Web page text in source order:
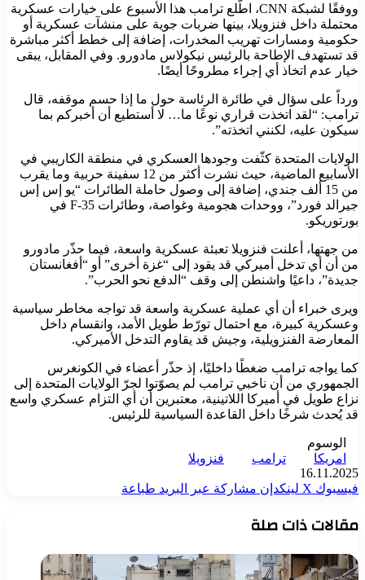
ووفقًا لشبكة CNN، اطّلع ترامب هذا الأسبوع على خيارات عسكرية
محتملة داخل فنزويلا، بينها ضربات جوية على منشآت عسكرية أو
حكومية ومسارات تهريب المخدرات، إضافة إلى خطط أكثر مباشرة
قد تستهدف الإطاحة بالرئيس نيكولاس مادورو. وفي المقابل، يبقى
خيار عدم اتخاذ أي إجراء مطروحًا أيضًا.
ورداً على سؤال في طائرة الرئاسة حول ما إذا حسم موقفه، قال
ترامب: “لقد اتخذت قراري نوعًا ما… لا أستطيع أن أخبركم بما
سيكون عليه، لكنني اتخذته”.
الولايات المتحدة كثّفت وجودها العسكري في منطقة الكاريبي في
الأسابيع الماضية، حيث نشرت أكثر من 12 سفينة حربية وما يقرب
من 15 ألف جندي، إضافة إلى وصول حاملة الطائرات “يو إس إس
جيرالد فورد”، ووحدات هجومية وغواصة، وطائرات F-35 في
بورتوريكو.
من جهتها، أعلنت فنزويلا تعبئة عسكرية واسعة، فيما حذّر مادورو
من أن أي تدخل أميركي قد يقود إلى “غزة أخرى” أو “أفغانستان
جديدة”، داعيًا واشنطن إلى وقف “الدفع نحو الحرب”.
ويرى خبراء أن أي عملية عسكرية واسعة قد تواجه مخاطر سياسية
وعسكرية كبيرة، مع احتمال تورّط طويل الأمد، وانقسام داخل
المعارضة الفنزويلية، وجيش قد يقاوم التدخل الأميركي.
كما يواجه ترامب ضغطًا داخليًا، إذ حذّر أعضاء في الكونغرس
الجمهوري من أن ناخبي ترامب لم يصوّتوا لجرّ الولايات المتحدة إلى
نزاع طويل في أميركا اللاتينية، معتبرين أن أي التزام عسكري واسع
قد يُحدث شرخًا داخل القاعدة السياسية للرئيس.
الوسوم
امريكا
ترامب
فنزويلا
16.11.2025
فيسبوك ‫X لينكدإن مشاركة عبر البريد طباعة
مقالات ذات صلة